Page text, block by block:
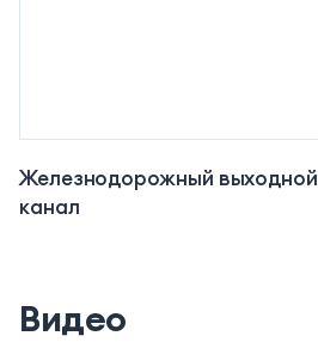
Железнодорожный выходной
канал
Видео